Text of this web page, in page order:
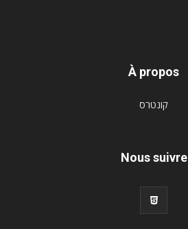
À propos
קונטרס
Nous suivre